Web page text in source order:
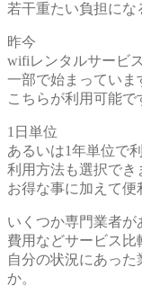
若干重たい負担にな
昨今
wifiレンタルサービ
一部で始まっていま
こちらが利用可能で
1日単位
あるいは1年単位で
利用方法も選択でき
お得な事に加えて便
いくつか専門業者が
費用などサービス比
自分の状況にあった
か。